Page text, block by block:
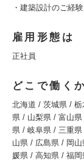
・建築設計のご経験
雇用形態は
正社員
どこで働く
北海道 / 茨城県 /
県 / 山梨県 / 富山
県 / 岐阜県 / 三重
山県 / 広島県 / 岡
媛県 / 高知県 / 福